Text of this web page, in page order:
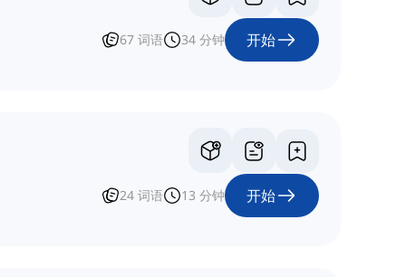
67 词语 34 分钟 开始
24 词语 13 分钟 开始